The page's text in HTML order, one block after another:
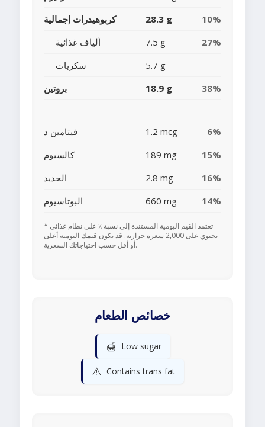
كربوهيدرات إجمالية
28.3 g
10%
ألياف غذائية
7.5 g
27%
سكريات
5.7 g
بروتين
18.9 g 38%
فيتامين د 1.2 mcg
6%
كالسيوم
189 mg
15%
الحديد
2.8 mg
16%
البوتاسيوم
660 mg 14%
* تعتمد القيم اليومية المستندة إلى نسبة ٪ على نظام غذائي
يحتوي على 2,000 سعرة حرارية. قد تكون قيمك اليومية أعلى
أو أقل حسب احتياجاتك السعرية.
خصائص الطعام
🍯 Low sugar
⚠️ Contains trans fat